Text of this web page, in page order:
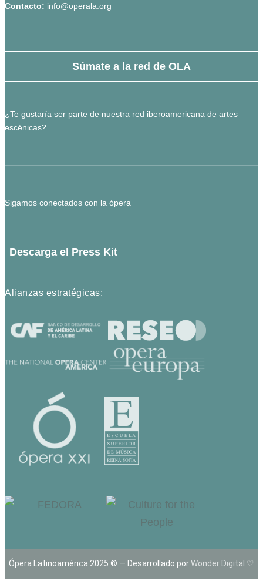
Contacto: info@operala.org
Súmate a la red de OLA
¿Te gustaría ser parte de nuestra red iberoamericana de artes
escénicas?
Sigamos conectados con la ópera
Descarga el Press Kit
Alianzas estratégicas:
Ópera Latinoamérica 2025 © — Desarrollado porWonder Digital ♡